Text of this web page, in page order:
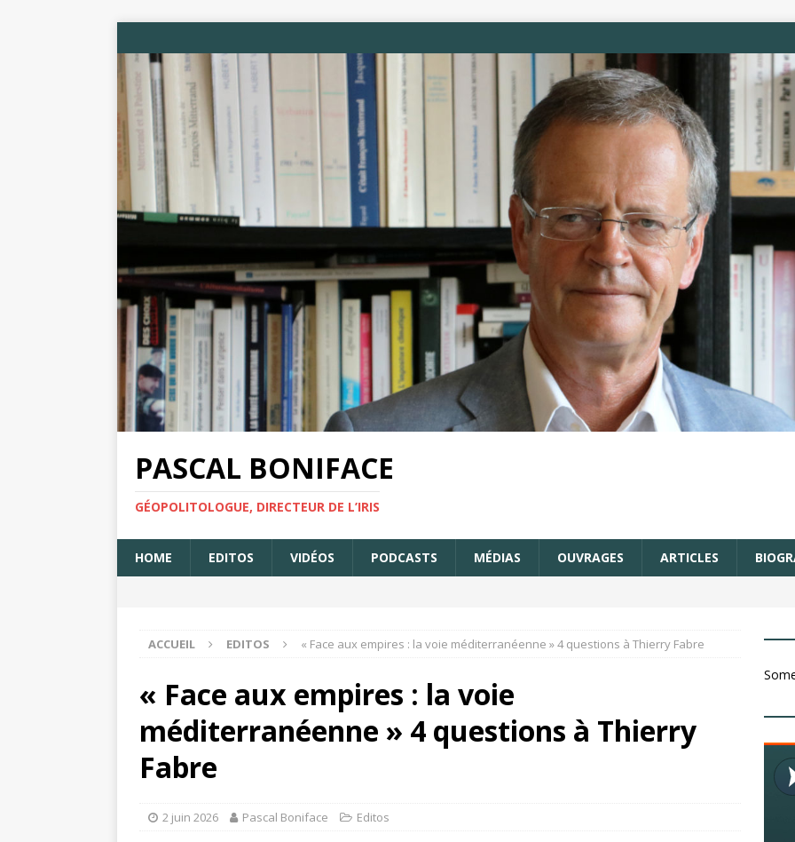
PASCAL BONIFACE
GÉOPOLITOLOGUE, DIRECTEUR DE L’IRIS
HOME EDITOS VIDÉOS PODCASTS MÉDIAS OUVRAGES ARTICLES
ACCUEIL EDITOS « Face aux empires : la voie méditerranéenne » 4 questions à Thierry Fabre
« Face aux empires : la voie
méditerranéenne » 4 questions à Thierry
Fabre
2 juin 2026 Pascal Boniface Editos